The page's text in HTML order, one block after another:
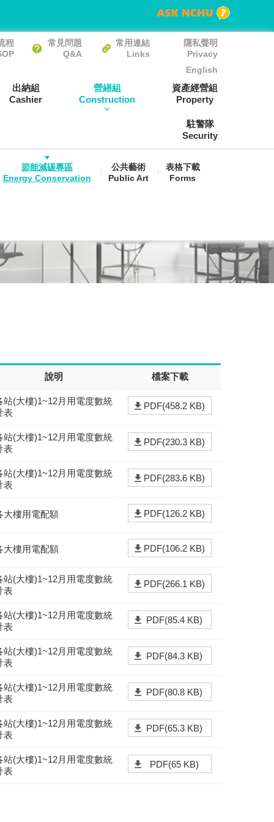
程
常見問題
Q&A
常用連結
Links
隱私聲明
Privacy
English
出納組
Cashier
營繕組
Construction
節能減碳專區
Energy Conservation
公共藝術
Public Art
表格下載
Forms
資產經營組
Property
駐警隊
Security
說明 檔案下載
站(大樓)1~12月用電度數統
表
PDF(458.2 KB)
站(大樓)1~12月用電度數統
表
PDF(230.3 KB)
站(大樓)1~12月用電度數統
表
PDF(283.6 KB)
大樓用電配額 PDF(126.2 KB)
大樓用電配額 PDF(106.2 KB)
站(大樓)1~12月用電度數統
表
PDF(266.1 KB)
站(大樓)1~12月用電度數統
表
PDF(85.4 KB)
站(大樓)1~12月用電度數統
表
PDF(84.3 KB)
站(大樓)1~12月用電度數統
表
PDF(80.8 KB)
站(大樓)1~12月用電度數統
表
PDF(65.3 KB)
站(大樓)1~12月用電度數統
表
PDF(65 KB)